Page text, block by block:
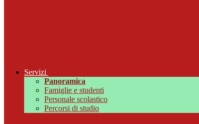
Servizi
Panoramica
Famiglie e studenti
Personale scolastico
Percorsi di studio